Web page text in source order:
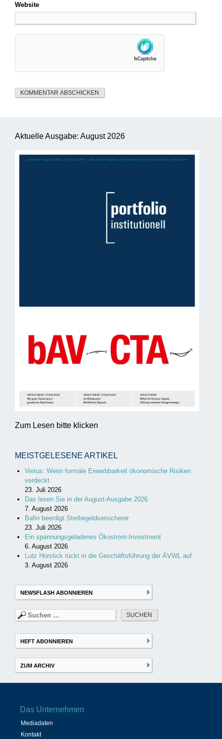
Website
Aktuelle Ausgabe: August 2026
Zum Lesen bitte klicken
MEISTGELESENE ARTIKEL
Verius: Wenn formale Erwerbbarkeit ökonomische Risiken
verdeckt
23. Juli 2026
Das lesen Sie in der August-Ausgabe 2026
7. August 2026
Bafin beerdigt Sterbegeldversicherer
23. Juli 2026
Ein spannungsgeladenes Ökostrom-Investment
6. August 2026
Lutz Horstick rückt in die Geschäftsführung der ÄVWL auf
3. August 2026
NEWSFLASH ABONNIEREN
Suchen
nach:
HEFT ABONNIEREN
ZUM ARCHIV
Das Unternehmen
Mediadaten
Kontakt